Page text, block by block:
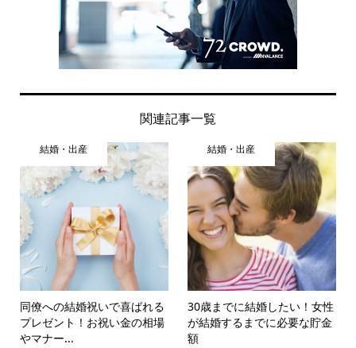
関連記事一覧
結婚・出産
同僚への結婚祝いで喜ばれる
プレゼント！お祝い金の相場
やマナー...
結婚・出産
30歳までに結婚したい！女性
が結婚するまでに必要な貯金
額